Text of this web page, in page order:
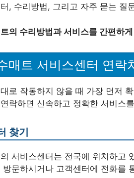
, 수리방법, 그리고 자주 묻는 질
의 수리방법과 서비스를 간편하
매트 서비스센터 연락
로 작동하지 않을 때 가장 먼저
락하면 신속하고 정확한 서비스
찾기
서비스센터는 전국에 위치하고
방문하시거나 고객센터에 전화를